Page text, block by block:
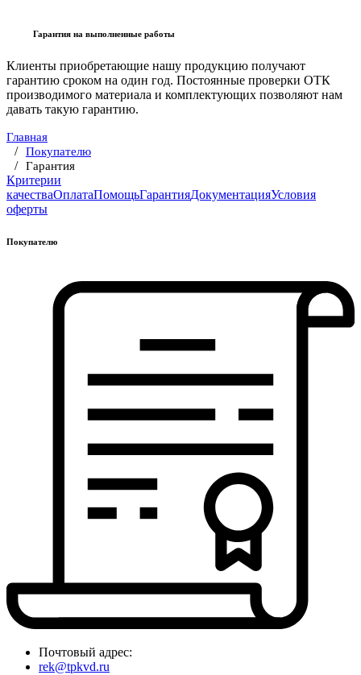
Гарантия на выполненные работы
Клиенты приобретающие нашу продукцию получают
гарантию сроком на один год. Постоянные проверки ОТК
производимого материала и комплектующих позволяют нам
давать такую гарантию.
Главная
Покупателю
Гарантия
Критерии
качестваОплатаПомощьГарантияДокументацияУсловия
оферты
Покупателю
Почтовый адрес:
rek@tpkvd.ru